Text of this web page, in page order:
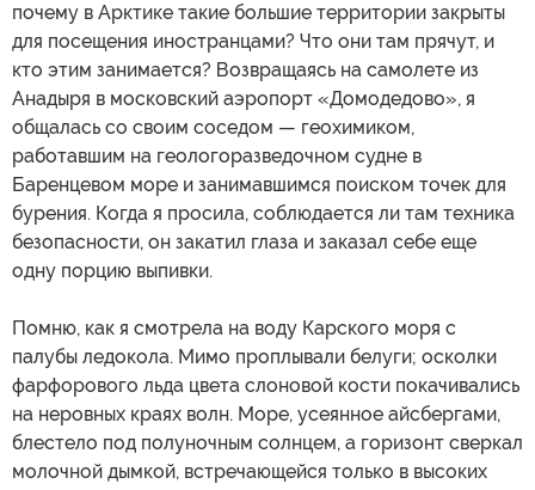
почему в Арктике такие большие территории закрыты
для посещения иностранцами? Что они там прячут, и
кто этим занимается? Возвращаясь на самолете из
Анадыря в московский аэропорт «Домодедово», я
общалась со своим соседом — геохимиком,
работавшим на геологоразведочном судне в
Баренцевом море и занимавшимся поиском точек для
бурения. Когда я просила, соблюдается ли там техника
безопасности, он закатил глаза и заказал себе еще
одну порцию выпивки.
Помню, как я смотрела на воду Карского моря с
палубы ледокола. Мимо проплывали белуги; осколки
фарфорового льда цвета слоновой кости покачивались
на неровных краях волн. Море, усеянное айсбергами,
блестело под полуночным солнцем, а горизонт сверкал
молочной дымкой, встречающейся только в высоких